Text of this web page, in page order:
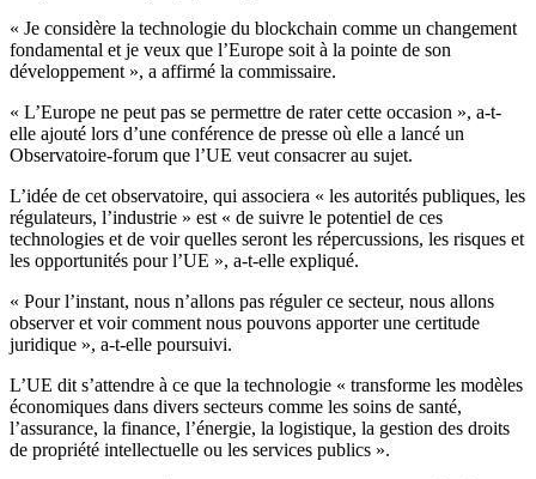
« Je considère la technologie du blockchain comme un changement
fondamental et je veux que l’Europe soit à la pointe de son
développement », a affirmé la commissaire.
« L’Europe ne peut pas se permettre de rater cette occasion », a-t-
elle ajouté lors d’une conférence de presse où elle a lancé un
Observatoire-forum que l’UE veut consacrer au sujet.
L’idée de cet observatoire, qui associera « les autorités publiques, les
régulateurs, l’industrie » est « de suivre le potentiel de ces
technologies et de voir quelles seront les répercussions, les risques et
les opportunités pour l’UE », a-t-elle expliqué.
« Pour l’instant, nous n’allons pas réguler ce secteur, nous allons
observer et voir comment nous pouvons apporter une certitude
juridique », a-t-elle poursuivi.
L’UE dit s’attendre à ce que la technologie « transforme les modèles
économiques dans divers secteurs comme les soins de santé,
l’assurance, la finance, l’énergie, la logistique, la gestion des droits
de propriété intellectuelle ou les services publics ».